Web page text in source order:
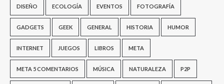
DISEÑO ECOLOGÍA EVENTOS FOTOGRAFÍA
GADGETS GEEK GENERAL HISTORIA HUMOR
INTERNET JUEGOS LIBROS META
META 5 COMENTARIOS MÚSICA NATURALEZA P2P